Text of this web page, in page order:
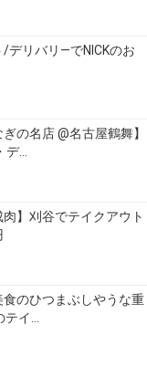
デリバリ―でNICKのお
の名店 @名古屋鶴舞】
…
】刈谷でテイクアウト
食のひつまぶしやうな重
イ…